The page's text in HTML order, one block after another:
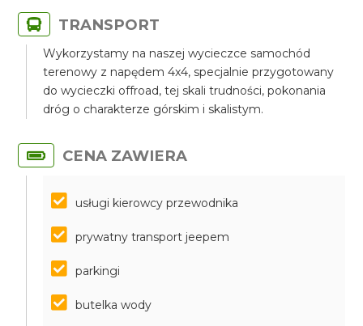
TRANSPORT
Wykorzystamy na naszej wycieczce samochód
terenowy z napędem 4x4, specjalnie przygotowany
do wycieczki offroad, tej skali trudności, pokonania
dróg o charakterze górskim i skalistym.
CENA ZAWIERA
usługi kierowcy przewodnika
prywatny transport jeepem
parkingi
butelka wody